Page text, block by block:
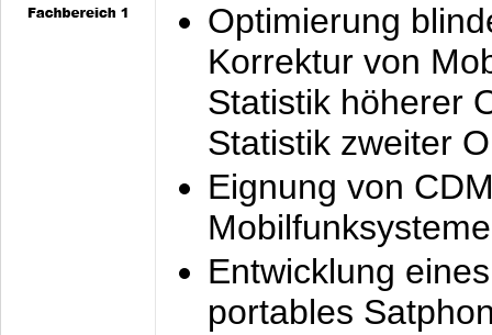
Optimierung
Korrektur von
Statistik höherer
Statistik zweiter
Eignung von
Mobilfunksysteme
Entwicklung
portables